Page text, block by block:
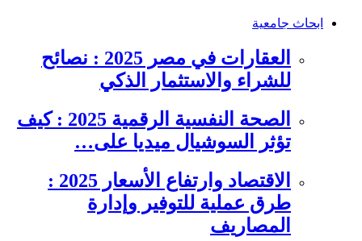
ابحاث جامعية
العقارات في مصر 2025 : نصائح
للشراء والاستثمار الذكي
الصحة النفسية الرقمية 2025 : كيف
تؤثر السوشيال ميديا على…
الاقتصاد وارتفاع الأسعار 2025 :
طرق عملية للتوفير وإدارة
المصاريف